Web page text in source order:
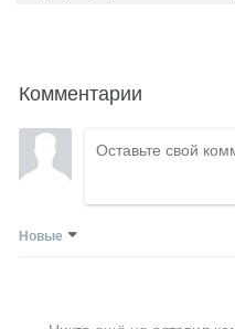
Комментарии
Новые